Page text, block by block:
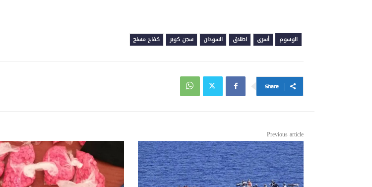
الوسوم أسرى اطلاق السودان سجن كوبر كفاح مسلح
Share
Previous article